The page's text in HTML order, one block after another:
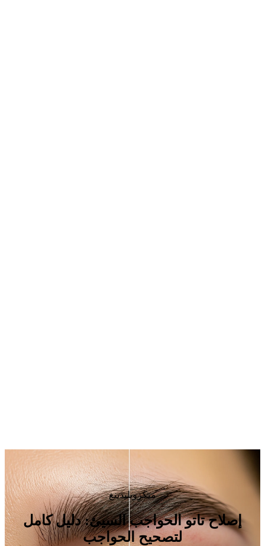
ميكروبلیدينغ
إصلاح تاتو الحواجب السيئ: دليل كامل
لتصحيح الحواجب